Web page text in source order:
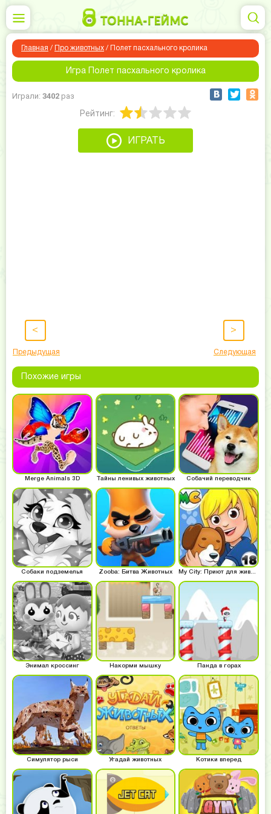
Главная / Про животных / Полет пасхального кролика
Игра Полет пасхального кролика
Играли: 3402 раз
Рейтинг:
ИГРАТЬ
<
Предыдущая
>
Следующая
Похожие игры
Merge Animals 3D Тайны ленивых животных Собачий переводчик
Собаки подземелья Zooba: Битва Животных My City: Приют для животных
Энимал кроссинг Накорми мышку Панда в горах
Симулятор рыси Угадай животных Котики вперед